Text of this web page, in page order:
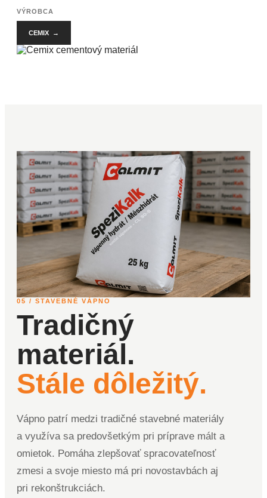
VÝROBCA
CEMIX →
05 / STAVEBNÉ VÁPNO
Tradičný
materiál.
Stále dôležitý.
Vápno patrí medzi tradičné stavebné materiály
a využíva sa predovšetkým pri príprave mált a
omietok. Pomáha zlepšovať spracovateľnosť
zmesi a svoje miesto má pri novostavbách aj
pri rekonštrukciách.